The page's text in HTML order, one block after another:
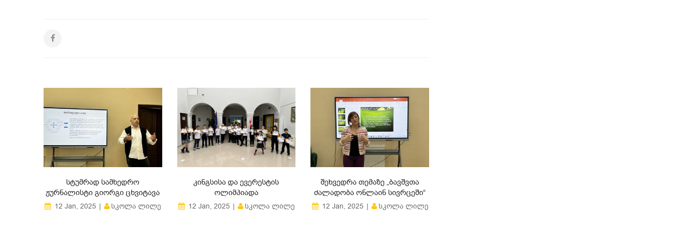
ᲡᲢᲣᲛᲠᲐᲓ ᲡᲐᲛᲮᲔᲓᲠᲝ
ᲟᲣᲠᲜᲐᲚᲘᲡᲢᲘ ᲒᲘᲝᲠᲒᲘ ᲪᲮᲕᲘᲢᲐᲕᲐ
12 Jan, 2025 ᲡᲙᲝᲚᲐ ᲚᲘᲚᲔ
ᲙᲘᲜᲒᲡᲘᲡᲐ ᲓᲐ ᲔᲕᲔᲠᲔᲡᲢᲘᲡ
ᲝᲚᲘᲛᲞᲘᲐᲓᲐ
12 Jan, 2025 ᲡᲙᲝᲚᲐ ᲚᲘᲚᲔ
ᲨᲔᲮᲕᲔᲓᲠᲐ ᲗᲔᲛᲐᲖᲔ „ᲑᲐᲕᲨᲕᲗᲐ
ᲫᲐᲚᲐᲓᲝᲑᲐ ᲝᲜᲚᲐᲘᲜ ᲡᲘᲕᲠᲪᲔᲨᲘ“
12 Jan, 2025 ᲡᲙᲝᲚᲐ ᲚᲘᲚᲔ